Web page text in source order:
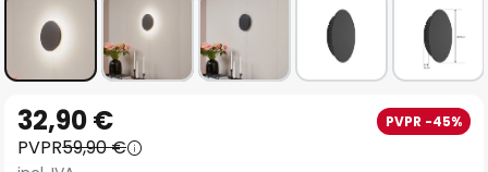
comienzo
32,90 € PVPR -45%
PVPR59,90 €